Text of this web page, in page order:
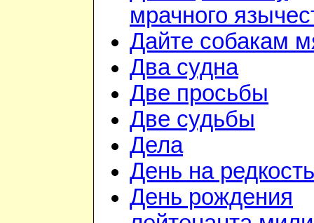
мрачного
Дайте собакам
Два судна
Две просьбы
Две судьбы
Дела
День на редкость
День рождения